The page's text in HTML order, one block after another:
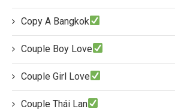
Copy A Bangkok
Couple Boy Love
Couple Girl Love
Couple Thái Lan